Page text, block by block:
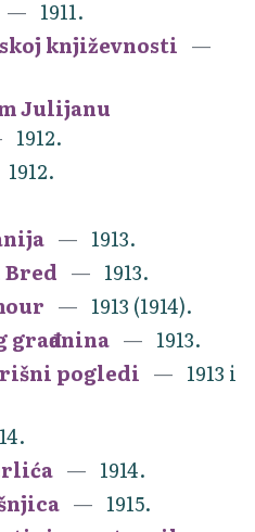
1911.
književnosti
Julijanu
1912.
1912.
1913.
Bred
1913.
1913 (1914).
građanina
1913.
pogledi
1913 i
1914.
1915.